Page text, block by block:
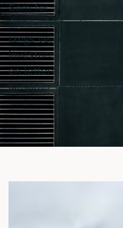
Som for all annen
forberedt for turen og
langs veien. Å
investorer som
en lettere omskriving
karakter og dynamikk.